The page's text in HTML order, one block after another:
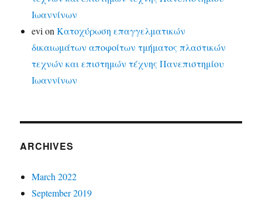
Ιωαννίνων
evi onΚατοχύρωση επαγγελματικών
δικαιωμάτων αποφοίτων τμήματος πλαστικών
τεχνών και επιστημών τέχνης Πανεπιστημίου
Ιωαννίνων
ARCHIVES
March 2022
September 2019